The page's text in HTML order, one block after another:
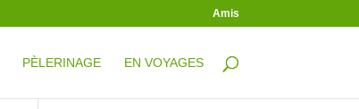
Amis
PÈLERINAGE EN VOYAGES